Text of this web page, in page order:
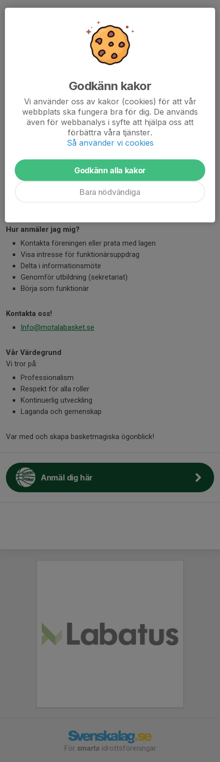
Göra digitalt matchprotokoll
Få kunskap om basketregler
Använda tidtagarutrustning
Intresse för basket
Ansvarskänsla
Lugn och metodisk
Praktisk genomgång av utrustning
Hantering av digitala system
Hur anmäler jag mig?
Kontakta föreningen eller prata med lagen
Visa intresse för funktionärsuppdrag
Delta i informationsmöte
Genomför utbildning (sekretariat)
Börja som funktionär
Kontakta oss!
Info@motalabasket.se
Vår Värdegrund
Vi tror på:
Professionalism
Respekt för alla roller
Kontinuerlig utveckling
Laganda och gemenskap
Var med och skapa basketmagiska ögonblick!
Anmäl dig här
För smarta idrottsföreningar
Godkänn kakor
Vi använder oss av kakor (cookies) för att vår
webbplats ska fungera bra för dig. De används
även för webbanalys i syfte att hjälpa oss att
förbättra våra tjänster.
Så använder vi cookies
Godkänn alla kakor
Bara nödvändiga